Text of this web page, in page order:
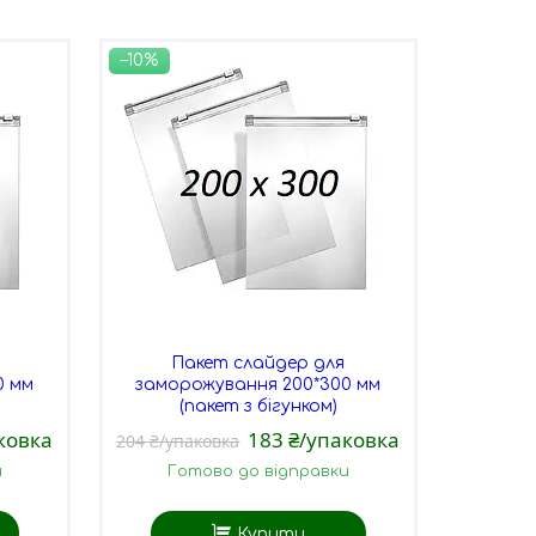
мм
–10%
Пакет слайдер для
заморожування 200*300 мм
(пакет з бігунком)
204 ₴/упаковка 183 ₴/упаковка
Готово до відправки